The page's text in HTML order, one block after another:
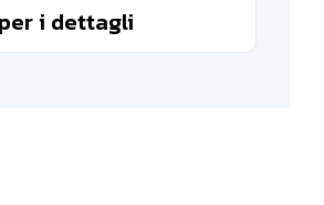
i dettagli